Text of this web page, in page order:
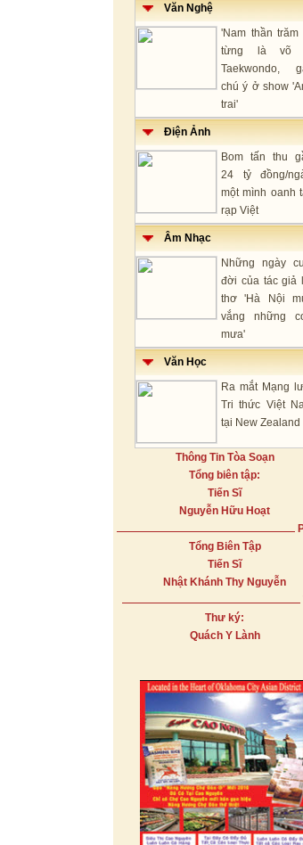
Văn Nghệ
'Nam thần trăm
từng là võ
Taekwondo,
chú ý ở show
trai'
Điện Ảnh
Bom tấn thu
24 tỷ đồng/
một mình oanh
rạp Việt
Âm Nhạc
Những ngày
đời của tác giả
thơ 'Hà Nội
vắng những
mưa'
Văn Học
Ra mắt Mạng
Tri thức Việt
tại New Zealand
Thông Tin Tòa Soạn
Tổng biên tập:
Tiến Sĩ
Nguyễn Hữu Hoạt
Tổng Biên Tập
Tiến Sĩ
Nhật Khánh Thy Nguyễn
Thư ký:
Quách Y Lành